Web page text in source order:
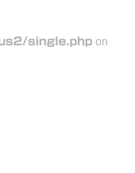
single.php on